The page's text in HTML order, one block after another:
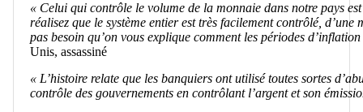
« Celui qui contrôle le volume de la monnaie dans notre pays
réalisez que le système entier est très facilement contrôlé,
pas besoin qu’on vous explique comment les périodes
Unis, assassiné
« L’histoire relate que les banquiers ont utilisé toutes sortes
contrôle des gouvernements en contrôlant l’argent et son